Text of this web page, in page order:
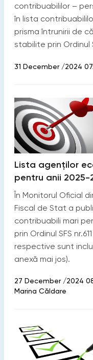
contribuabililor –
în lista
prisma întrunirii de
stabilite prin Ordinul
31 December /2024
Lista agenților
pentru anii
În Monitorul Oficial
Fiscal de Stat a
contribuabili mari
prin Ordinul SFS
respective sunt
anexă mai jos).
27 December /2024
Marina Căldare